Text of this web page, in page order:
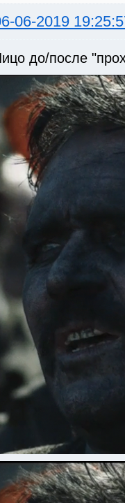
06-2019
до/после